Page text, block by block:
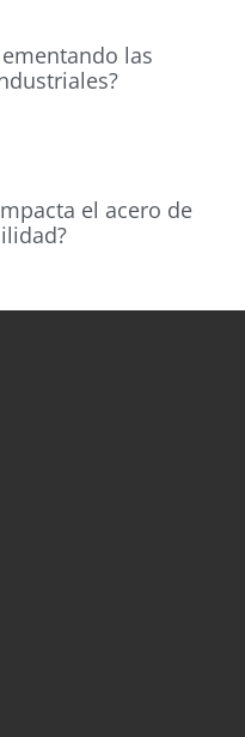
las
el acero de